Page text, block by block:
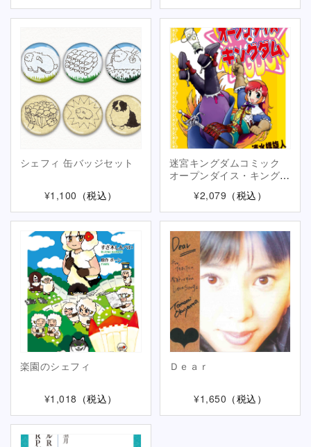
シェフィ 缶バッジセット
¥1,100 （税込）
迷宮キングダムコミック
オープンダイス・キングダ
¥2,079 （税込）
楽園のシェフィ
¥1,018 （税込）
Ｄｅａｒ
¥1,650 （税込）